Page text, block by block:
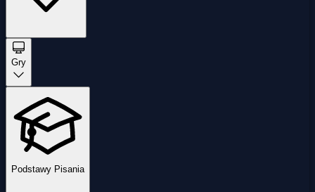
Gry
Podstawy Pisania